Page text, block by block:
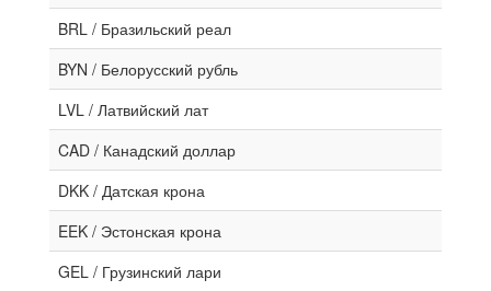
BRL / Бразильский реал
BYN / Белорусский рубль
LVL / Латвийский лат
CAD / Канадский доллар
DKK / Датская крона
EEK / Эстонская крона
GEL / Грузинский лари